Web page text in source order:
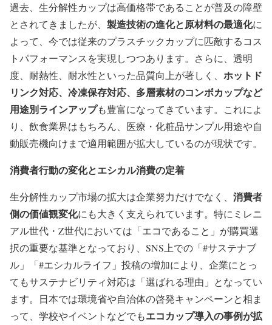
過去、生分解性カップは高価格帯であることが普及の障壁
とされてきましたが、 製造技術の進化と原材料の最適化に
よって、今では従来のプラスチックカップに匹敵するコス
トパフォーマンスを実現しつつあります。さらに、透明
度、耐熱性、耐水性といった品質向上が著しく、 ホットド
リンク対応、冷凍保存対応、多層素材のコンボカップなど
用途別ラインアップも豊富になってきています。これによ
り、飲食業界はもちろん、医療・化粧品サンプル用途や自
動販売機向けまで適用範囲が拡大しているのが現状です。
消費者行動の変化とエシカル消費の定着
生分解性カップ市場の拡大は企業努力だけでなく、 消費者
側の価値観変化にも大きく支えられています。特にミレニ
アル世代・Z世代においては「エコであること」が購買選
択の重要な基準となっており、SNS上での「#サステナブ
ル」「#エシカルライフ」投稿の増加により、企業にとっ
てもサステナビリティ対応は「選ばれる理由」となってい
ます。日本では環境省や自治体の啓発キャンペーンと相ま
って、学校やイベントなどでもエコカップ導入の事例が拡